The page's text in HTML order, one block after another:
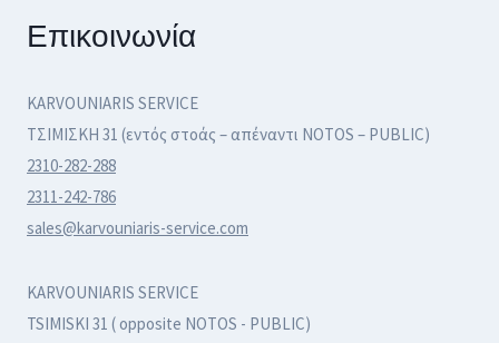
Επικοινωνία
KARVOUNIARIS SERVICE
ΤΣΙΜΙΣΚΗ 31 (εντός στοάς – απέναντι NOTOS – PUBLIC)
2310-282-288
2311-242-786
sales@karvouniaris-service.com
KARVOUNIARIS SERVICE
TSIMISKI 31 ( opposite NOTOS - PUBLIC)